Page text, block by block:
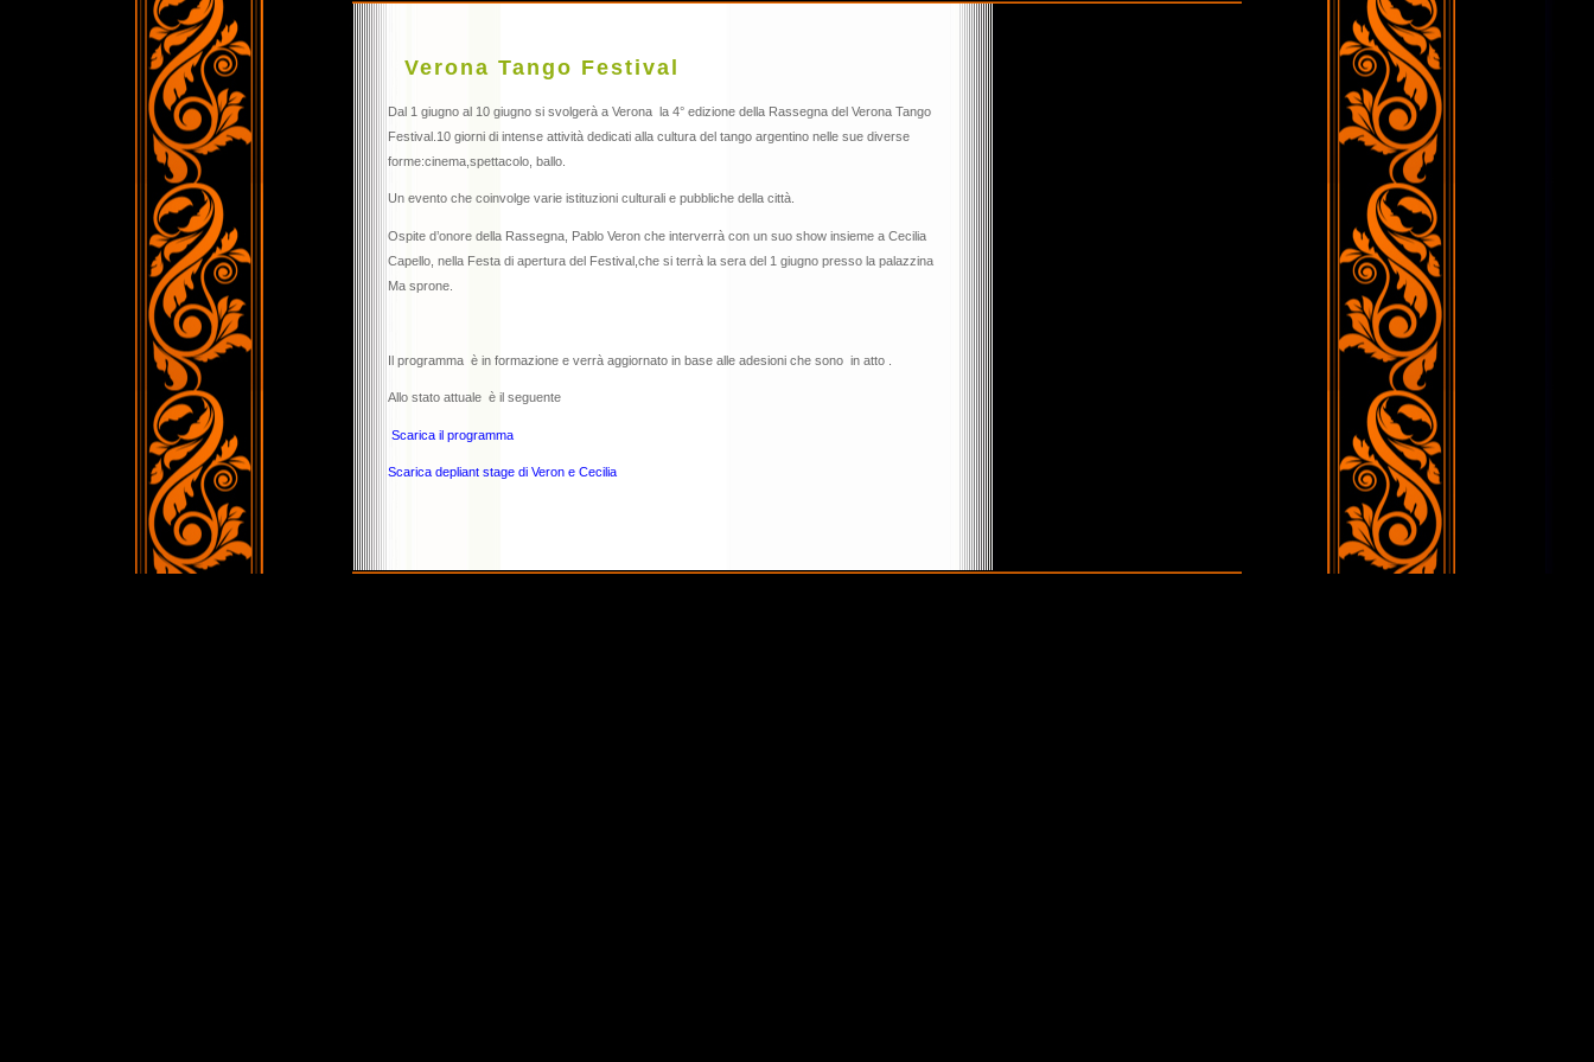
Verona Tango Festival
Dal 1 giugno al 10 giugno si svolgerà a Verona la 4° edizione della Rassegna del Verona Tango
Festival.10 giorni di intense attività dedicati alla cultura del tango argentino nelle sue diverse
forme:cinema,spettacolo, ballo.
Un evento che coinvolge varie istituzioni culturali e pubbliche della città.
Ospite d’onore della Rassegna, Pablo Veron che interverrà con un suo show insieme a Cecilia
Capello, nella Festa di apertura del Festival,che si terrà la sera del 1 giugno presso la palazzina
Ma sprone.
Il programma è in formazione e verrà aggiornato in base alle adesioni che sono in atto .
Allo stato attuale è il seguente
Scarica il programma
Scarica depliant stage di Veron e Cecilia